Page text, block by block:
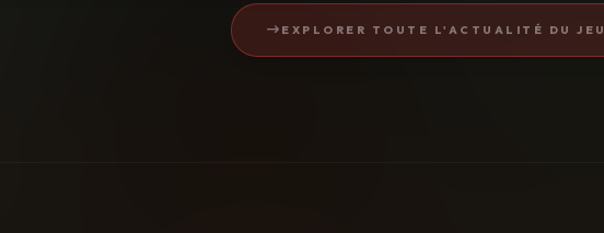
EXPLORER TOUTE L'ACTUALITÉ DU JEU